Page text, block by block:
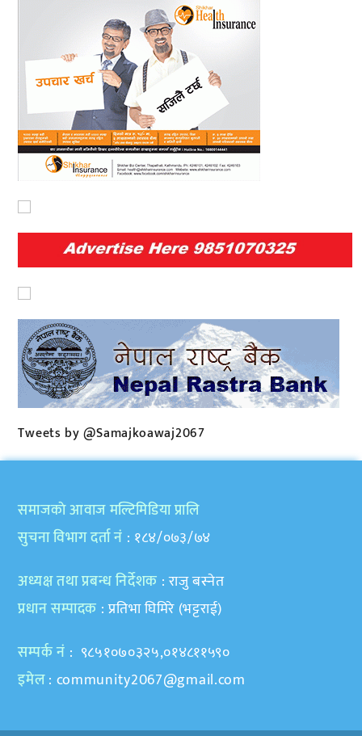
Tweets by @Samajkoawaj2067
समाजकाे आवाज मल्टिमिडिया प्रालि
सुचना विभाग दर्ता नं : १८४/०७३/७४
अध्यक्ष तथा प्रबन्ध निर्देशक : राजु बस्नेत
प्रधान सम्पादक : प्रतिभा घिमिरे (भट्टराई)
सम्पर्क नं : ९८५१०७०३२५,०१४८११५९०
इमेल: community2067@gmail.com